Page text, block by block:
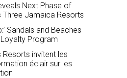
Next Phase of
Three Jamaica Resorts
Sandals and Beaches
Program
Resorts invitent les
éclair sur les